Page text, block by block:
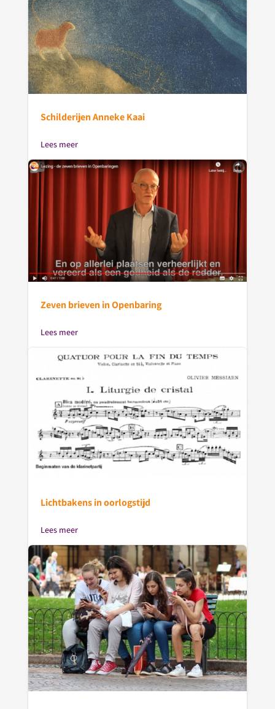
Schilderijen Anneke Kaai
Lees meer
Zeven brieven in Openbaring
Lees meer
Lichtbakens in oorlogstijd
Lees meer